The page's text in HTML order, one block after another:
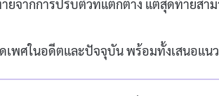
ยจากการปรับตัวที่แตกต่าง แต่สุดท้ายสา
พศในอดีตและปัจจุบัน พร้อมทั้งเสนอแน